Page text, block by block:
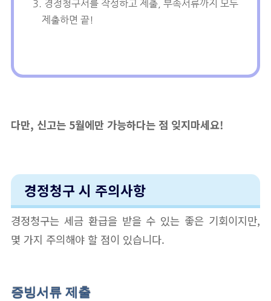
경정청구서를 작성하고 제출, 부속서류까지 모두
제출하면 끝!
다만, 신고는 5월에만 가능하다는 점 잊지마세요!
경정청구 시 주의사항
경정청구는 세금 환급을 받을 수 있는 좋은 기회이지만,
몇 가지 주의해야 할 점이 있습니다.
증빙서류 제출